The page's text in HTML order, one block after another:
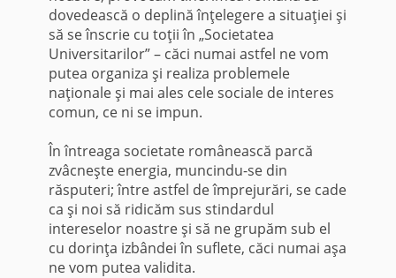
dovedească o deplină înţelegere a situaţiei şi
să se înscrie cu toţii în „Societatea
Universitarilor” – căci numai astfel ne vom
putea organiza şi realiza problemele
naţionale şi mai ales cele sociale de interes
comun, ce ni se impun.
În întreaga societate românească parcă
zvâcneşte ener­gia, muncindu-se din
răsputeri; între astfel de împrejurări, se cade
ca şi noi să ridicăm sus stindardul
intereselor noastre şi să ne grupăm sub el
cu dorinţa izbândei în suflete, căci nu­mai aşa
ne vom putea validita.